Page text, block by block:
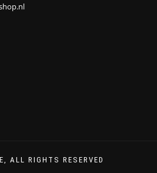
ALL RIGHTS RESERVED